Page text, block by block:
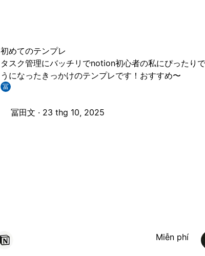
初めてのテンプレ
タスク管理にバッチリでnotion初心者の私にぴったり
うになったきっかけのテンプレです！おすすめ〜
冨
冨田文 · 23 thg 10, 2025
Miễn phí